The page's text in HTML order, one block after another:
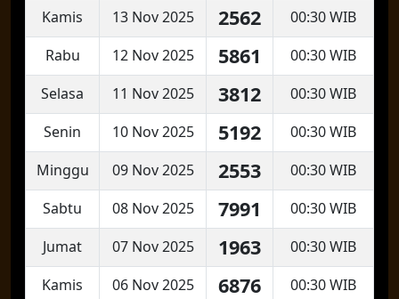
Kamis
13 Nov 2025 2562
00:30 WIB
Rabu
12 Nov 2025 5861
00:30 WIB
Selasa
11 Nov 2025 3812
00:30 WIB
Senin
10 Nov 2025 5192
00:30 WIB
Minggu
09 Nov 2025 2553
00:30 WIB
Sabtu
08 Nov 2025 7991
00:30 WIB
Jumat
07 Nov 2025 1963
00:30 WIB
Kamis
06 Nov 2025 6876
00:30 WIB